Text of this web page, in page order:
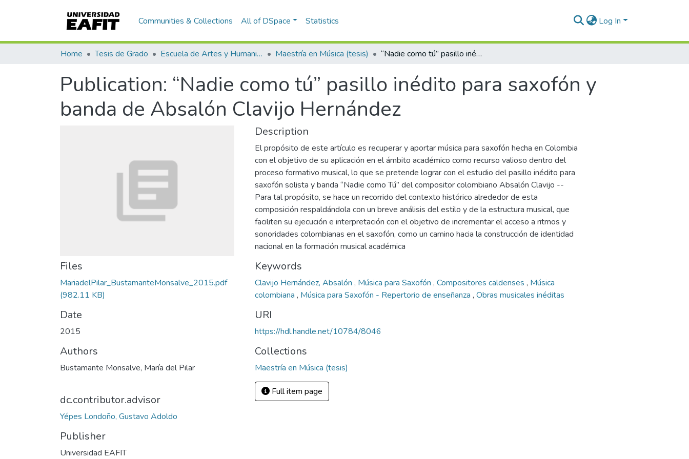
Communities & Collections All of DSpace Statistics Log In
Home Tesis de Grado Escuela de Artes y Humanidades Maestría en Música (tesis) “Nadie como tú” pasillo inédito para saxofón y banda de Absalón Clavijo Hernández
Publication: “Nadie como tú” pasillo inédito para saxofón y
banda de Absalón Clavijo Hernández
Files
MariadelPilar_BustamanteMonsalve_2015.pdf
(982.11 KB)
Date
2015
Authors
Bustamante Monsalve, María del Pilar
dc.contributor.advisor
Yépes Londoño, Gustavo Adoldo
Publisher
Universidad EAFIT
Description
El propósito de este artículo es recuperar y aportar música para saxofón hecha en Colombia
con el objetivo de su aplicación en el ámbito académico como recurso valioso dentro del
proceso formativo musical, lo que se pretende lograr con el estudio del pasillo inédito para
saxofón solista y banda “Nadie como Tú” del compositor colombiano Absalón Clavijo --
Para tal propósito, se hace un recorrido del contexto histórico alrededor de esta
composición respaldándola con un breve análisis del estilo y de la estructura musical, que
faciliten su ejecución e interpretación con el objetivo de incrementar el acceso a ritmos y
sonoridades colombianas en el saxofón, como un camino hacia la construcción de identidad
nacional en la formación musical académica
Keywords
Clavijo Hernández, Absalón , Música para Saxofón , Compositores caldenses , Música
colombiana , Música para Saxofón - Repertorio de enseñanza , Obras musicales inéditas
URI
https://hdl.handle.net/10784/8046
Collections
Maestría en Música (tesis)
Full item page